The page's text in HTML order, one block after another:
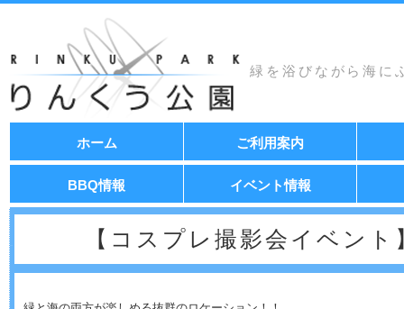
緑を浴びながら海に
テ
へ
移
動
ホーム ご利用案内
BBQ情報 イベント情報
【コスプレ撮影会イベン